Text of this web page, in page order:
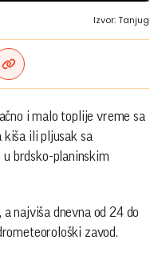
Izvor: Tanjug
i malo toplije vreme sa
ili pljusak sa
brdsko-planinskim
najviša dnevna od 24 do
zavod.